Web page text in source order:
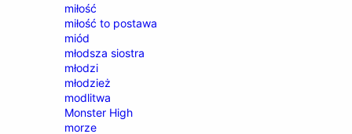
miłość
miłość to postawa
miód
młodsza siostra
młodzi
młodzież
modlitwa
Monster High
morze